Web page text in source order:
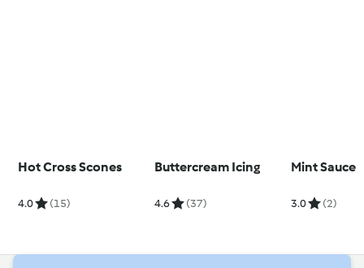
Hot Cross Scones
4.0 (15)
Buttercream Icing
4.6 (37)
Mint Sauce
3.0 (2)